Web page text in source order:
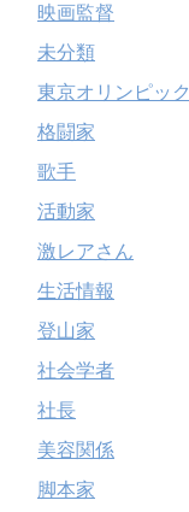
映画監督
未分類
東京オリンピック
格闘家
歌手
活動家
激レアさん
生活情報
登山家
社会学者
社長
美容関係
脚本家